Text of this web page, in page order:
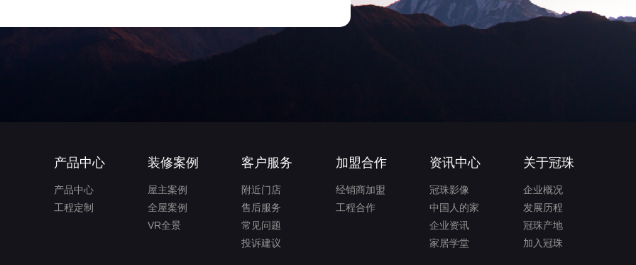
产品中心
产品中心
工程定制
装修案例
屋主案例
全屋案例
VR全景
客户服务
附近门店
售后服务
常见问题
投诉建议
加盟合作
经销商加盟
工程合作
资讯中心
冠珠影像
中国人的家
企业资讯
家居学堂
关于冠珠
企业概况
发展历程
冠珠产地
加入冠珠